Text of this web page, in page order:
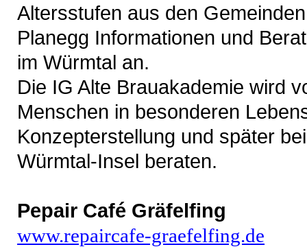
Altersstufen aus den
Planegg Informationen und
im Würmtal an.
Die IG Alte Brauakademie wird
Menschen in besonderen
Konzepterstellung und später
Würmtal-Insel beraten.
Pepair Café Gräfelfing
www.repaircafe-graefelfing.de